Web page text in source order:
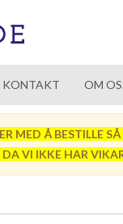
KONTAKT OM
MED Å BESTILLE
VI IKKE HAR